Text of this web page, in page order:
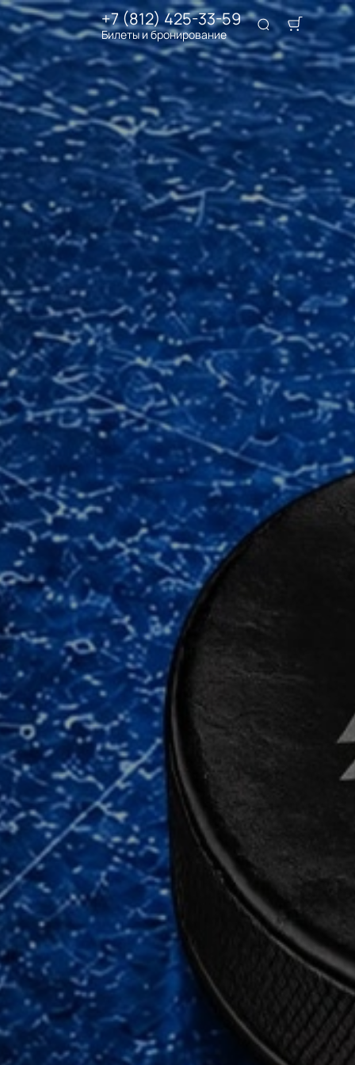
+7 (812) 425-33-59
Билеты и бронирование